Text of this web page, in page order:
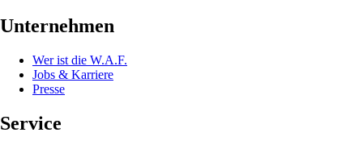
Unternehmen
Wer ist die W.A.F.
Jobs & Karriere
Presse
Service